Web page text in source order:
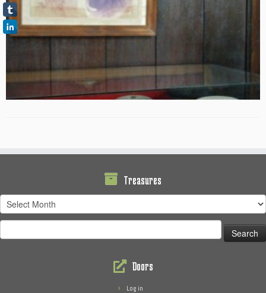
Treasures
Treasures
for:
Doors
Log in